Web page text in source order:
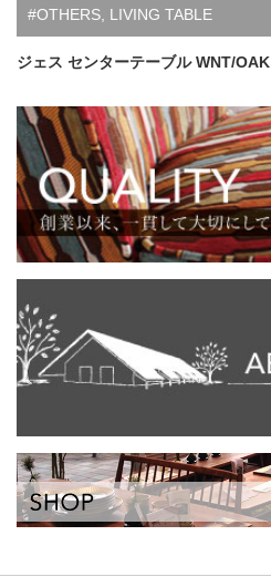
#OTHERS, LIVING TABLE
ジェス センターテーブル WNT/OAK